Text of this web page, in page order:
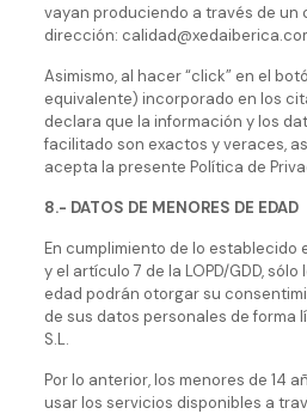
vayan produciendo a través de un
dirección:
Asimismo, al hacer “click” en el
equivalente) incorporado en los
declara que la información y los
facilitado son exactos y veraces,
acepta la presente Política de
8.- DATOS DE MENORES DE EDAD
En cumplimiento de lo establecido
y el artículo 7 de la LOPD/GDD,
edad podrán otorgar su
de sus datos personales de forma
S.L.
Por lo anterior, los menores de 14
usar los servicios disponibles a